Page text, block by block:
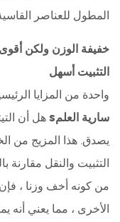
المطول للعناصر
خفيفة الوزن ولكن
التثبيت أسهل
واحدة من المزايا
سارية العلمs
هل أن
يصدق. هذا المزيج من
التثبيت والنقل مقارنة
من كونه أخف وزنا ، فإن
الأخرى ، مما يعني أنه